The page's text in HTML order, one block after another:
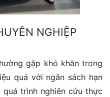
NGHIỆP
gặp khó khăn trong
quả với ngân sách hạn
trình nghiên cứu thực